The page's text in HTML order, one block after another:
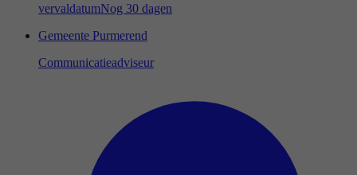
vervaldatumNog 30 dagen
Gemeente Purmerend
Communicatieadviseur